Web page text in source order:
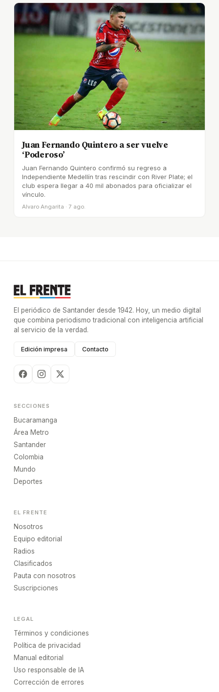
Juan Fernando Quintero a ser vuelve
‘Poderoso’
Juan Fernando Quintero confirmó su regreso a
Independiente Medellín tras rescindir con River Plate; el
club espera llegar a 40 mil abonados para oficializar el
vínculo.
Alvaro Angarita · 7 ago.
El periódico de Santander desde 1942. Hoy, un medio digital
que combina periodismo tradicional con inteligencia artificial
al servicio de la verdad.
Edición impresa Contacto
SECCIONES
Bucaramanga
Área Metro
Santander
Colombia
Mundo
Deportes
EL FRENTE
Nosotros
Equipo editorial
Radios
Clasificados
Pauta con nosotros
Suscripciones
LEGAL
Términos y condiciones
Política de privacidad
Manual editorial
Uso responsable de IA
Corrección de errores